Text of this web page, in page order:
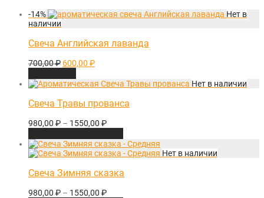
-14%
Свеча Английская лаванда
700,00₽ Первоначальная
составляла
700,00 ₽.
600,00 ₽Текущая
600,00 ₽.
Свеча Травы прованса
980,00 ₽ – 1550,00 ₽
Свеча Зимняя сказка
980,00 ₽ – 1550,00 ₽